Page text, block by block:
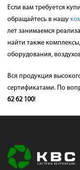
Если вам требуется
обращайтесь в нашу
лет занимаемся
найти также
оборудования,
Вся продукция
сертификатами. По
62 62 100!